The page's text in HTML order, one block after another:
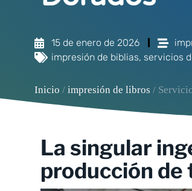
15 de enero de 2026
impresión de biblias, servicios
Inicio / impresión de libros /
La singular
producción